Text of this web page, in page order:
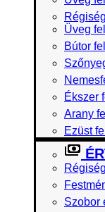
Üveg
Bútor
Ékszer
Arany
Ezüst
Szobor